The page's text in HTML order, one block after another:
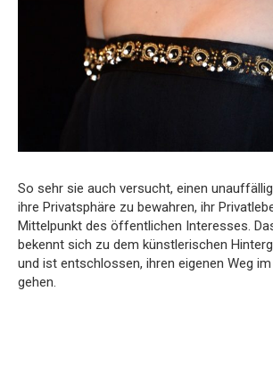
So sehr sie auch versucht, einen
ihre Privatsphäre zu bewahren, ihr
Mittelpunkt des öffentlichen Interesses.
bekennt sich zu dem künstlerischen
und ist entschlossen, ihren eigenen Weg
gehen.